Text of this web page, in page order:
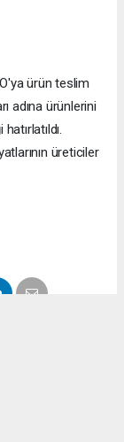
ürün teslim
adına ürünlerini
üreticiler